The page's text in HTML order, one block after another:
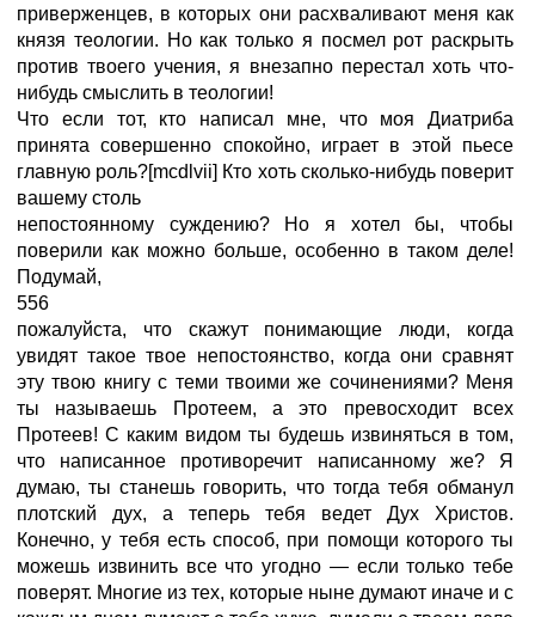
приверженцев, в которых они расхваливают меня как
князя теологии. Но как только я посмел рот раскрыть
против твоего учения, я внезапно перестал хоть что-
нибудь смыслить в теологии!
Что если тот, кто написал мне, что моя Диатриба
принята совершенно спокойно, играет в этой пьесе
главную роль?[mcdlvii] Кто хоть сколько-нибудь поверит
вашему столь
непостоянному суждению? Но я хотел бы, чтобы
поверили как можно больше, особенно в таком деле!
Подумай,
556
пожалуйста, что скажут понимающие люди, когда
увидят такое твое непостоянство, когда они сравнят
эту твою книгу с теми твоими же сочинениями? Меня
ты называешь Протеем, а это превосходит всех
Протеев! С каким видом ты будешь извиняться в том,
что написанное противоречит написанному же? Я
думаю, ты станешь говорить, что тогда тебя обманул
плотский дух, а теперь тебя ведет Дух Христов.
Конечно, у тебя есть способ, при помощи которого ты
можешь извинить все что угодно — если только тебе
поверят. Многие из тех, которые ныне думают иначе и с